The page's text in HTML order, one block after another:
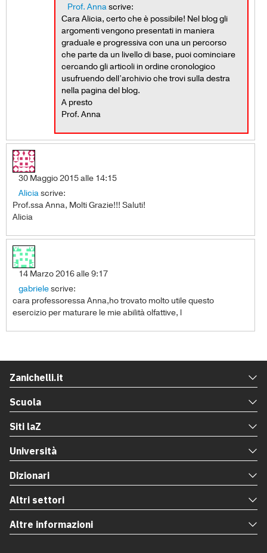
Prof. Annascrive:
Cara Alicia, certo che è possibile! Nel blog gli
argomenti vengono presentati in maniera
graduale e progressiva con una un percorso
che parte da un livello di base, puoi cominciare
cercando gli articoli in ordine cronologico
usufruendo dell’archivio che trovi sulla destra
nella pagina del blog.
A presto
Prof. Anna
30 Maggio 2015 alle 14:15
Aliciascrive:
Prof.ssa Anna, Molti Grazie!!! Saluti!
Alicia
14 Marzo 2016 alle 9:17
gabrielescrive:
cara professoressa Anna,ho trovato molto utile questo
esercizio per maturare le mie abilità olfattive, l